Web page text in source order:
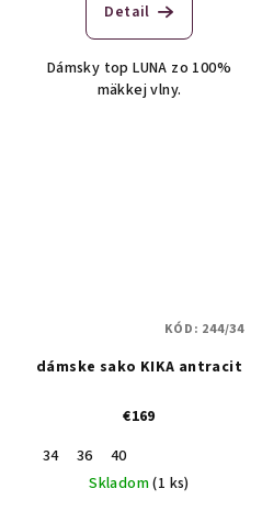
Detail
Dámsky top LUNA zo 100%
mäkkej vlny.
dámske sako KIKA antracit
€169
34
36
40
Skladom(1 ks)
KÓD: 244/34